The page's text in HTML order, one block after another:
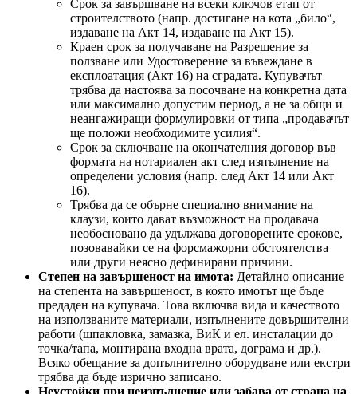
Срок за завършване на всеки ключов етап от
строителството (напр. достигане на кота „било“,
издаване на Акт 14, издаване на Акт 15).
Краен срок за получаване на Разрешение за
ползване или Удостоверение за въвеждане в
експлоатация (Акт 16) на сградата. Купувачът
трябва да настоява за посочване на конкретна дата
или максимално допустим период, а не за общи и
неангажиращи формулировки от типа „продавачът
ще положи необходимите усилия“.
Срок за сключване на окончателния договор във
формата на нотариален акт след изпълнение на
определени условия (напр. след Акт 14 или Акт
16).
Трябва да се обърне специално внимание на
клаузи, които дават възможност на продавача
необосновано да удължава договорените срокове,
позовавайки се на форсмажорни обстоятелства
или други неясно дефинирани причини.
Степен на завършеност на имота: Детайлно описание
на степента на завършеност, в която имотът ще бъде
предаден на купувача. Това включва вида и качеството
на използваните материали, изпълнените довършителни
работи (шпакловка, замазка, ВиК и ел. инсталации до
точка/тапа, монтирана входна врата, дограма и др.).
Всяко обещание за допълнително оборудване или екстри
трябва да бъде изрично записано.
Неустойки при неизпълнение или забава от страна на